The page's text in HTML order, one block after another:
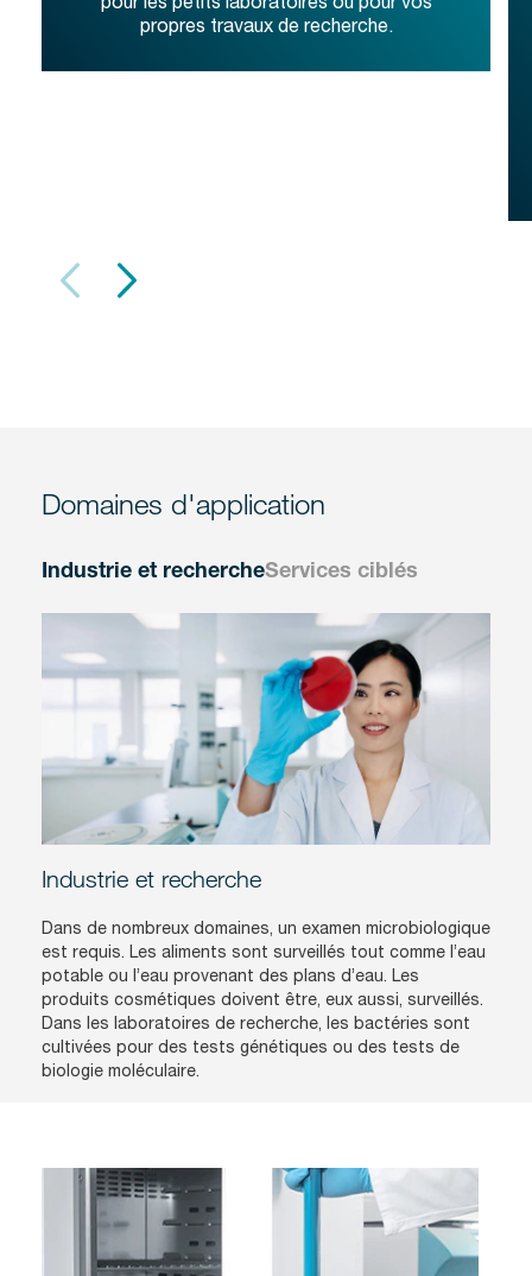
propres travaux de recherche.
Domaines d'application
Industrie et rechercheServices ciblés
Industrie et recherche
Dans de nombreux domaines, un examen microbiologique
est requis. Les aliments sont surveillés tout comme l’eau
potable ou l’eau provenant des plans d’eau. Les
produits cosmétiques doivent être, eux aussi, surveillés.
Dans les laboratoires de recherche, les bactéries sont
cultivées pour des tests génétiques ou des tests de
biologie moléculaire.